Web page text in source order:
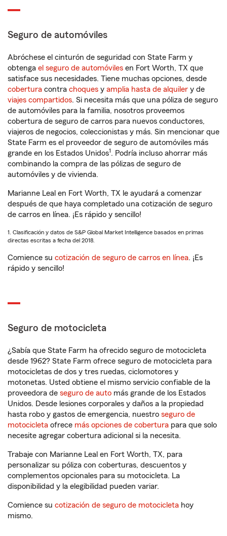
Seguro de automóviles
Abróchese el cinturón de seguridad con State Farm y
obtenga el seguro de automóviles en Fort Worth, TX que
satisface sus necesidades. Tiene muchas opciones, desde
cobertura contra choques y amplia hasta de alquiler y de
viajes compartidos. Si necesita más que una póliza de seguro
de automóviles para la familia, nosotros proveemos
cobertura de seguro de carros para nuevos conductores,
viajeros de negocios, coleccionistas y más. Sin mencionar que
State Farm es el proveedor de seguro de automóviles más
grande en los Estados Unidos1 . Podría incluso ahorrar más
combinando la compra de las pólizas de seguro de
automóviles y de vivienda.
Marianne Leal en Fort Worth, TX le ayudará a comenzar
después de que haya completado una cotización de seguro
de carros en línea. ¡Es rápido y sencillo!
1. Clasificación y datos de S&P Global Market Intelligence basados en primas
directas escritas a fecha del 2018.
Comience su cotización de seguro de carros en línea. ¡Es
rápido y sencillo!
Seguro de motocicleta
¿Sabía que State Farm ha ofrecido seguro de motocicleta
desde 1962? State Farm ofrece seguro de motocicleta para
motocicletas de dos y tres ruedas, ciclomotores y
motonetas. Usted obtiene el mismo servicio confiable de la
proveedora de seguro de auto más grande de los Estados
Unidos. Desde lesiones corporales y daños a la propiedad
hasta robo y gastos de emergencia, nuestro seguro de
motocicleta ofrece más opciones de cobertura para que solo
necesite agregar cobertura adicional si la necesita.
Trabaje con Marianne Leal en Fort Worth, TX, para
personalizar su póliza con coberturas, descuentos y
complementos opcionales para su motocicleta. La
disponibilidad y la elegibilidad pueden variar.
Comience su cotización de seguro de motocicleta hoy
mismo.